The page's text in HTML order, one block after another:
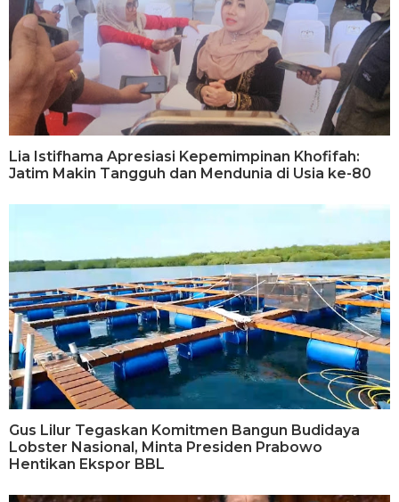
Lia Istifhama Apresiasi Kepemimpinan Khofifah:
Jatim Makin Tangguh dan Mendunia di Usia ke-80
Gus Lilur Tegaskan Komitmen Bangun Budidaya
Lobster Nasional, Minta Presiden Prabowo
Hentikan Ekspor BBL